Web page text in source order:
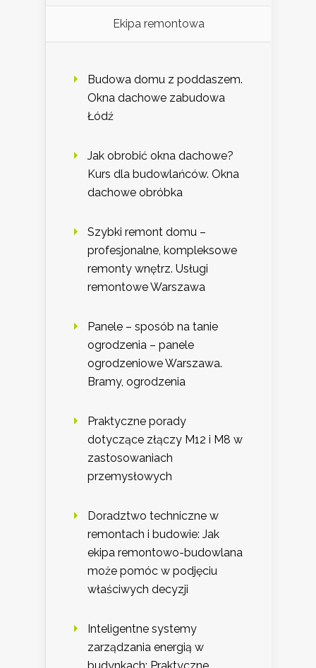
Ekipa remontowa
Budowa domu z poddaszem.
Okna dachowe zabudowa
Łódź
Jak obrobić okna dachowe?
Kurs dla budowlańców. Okna
dachowe obróbka
Szybki remont domu –
profesjonalne, kompleksowe
remonty wnętrz. Usługi
remontowe Warszawa
Panele – sposób na tanie
ogrodzenia – panele
ogrodzeniowe Warszawa.
Bramy, ogrodzenia
Praktyczne porady
dotyczące złączy M12 i M8 w
zastosowaniach
przemysłowych
Doradztwo techniczne w
remontach i budowie: Jak
ekipa remontowo-budowlana
może pomóc w podjęciu
właściwych decyzji
Inteligentne systemy
zarządzania energią w